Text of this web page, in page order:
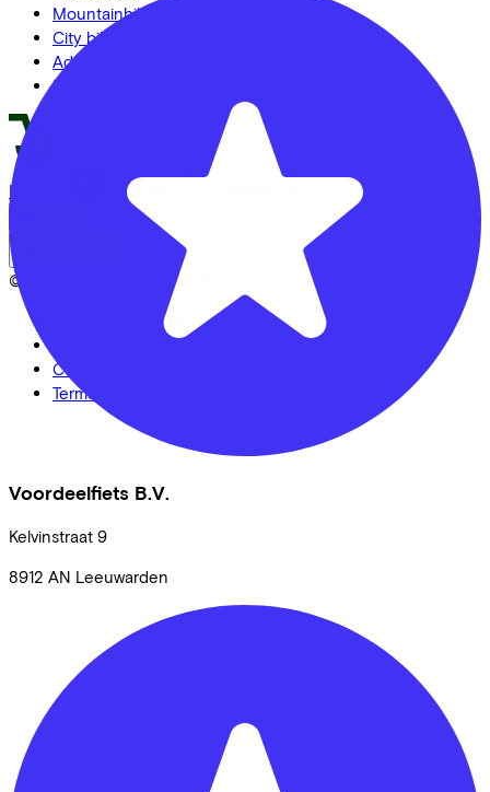
Voordeelfiets B.V.
Kelvinstraat 9
8912 AN Leeuwarden
Mountainbikes
City bikes
Adapted bikes
Full offer
LinkedIn Instagram
© Lease a Bike. All Rights Reserved.
Privacy statement
Cookie statement
Cookie settings
Terms of use